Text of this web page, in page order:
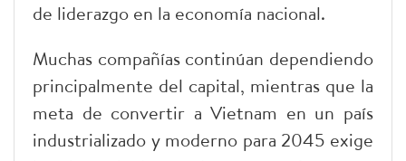
de liderazgo en la economía nacional.
Muchas compañías continúan dependiendo
principalmente del capital, mientras que la
meta de convertir a Vietnam en un país
industrializado y moderno para 2045 exige